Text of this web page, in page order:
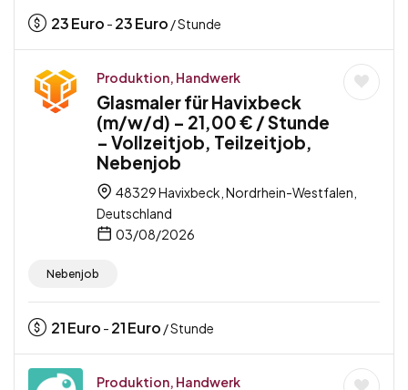
23Euro - 23Euro / Stunde
Produktion, Handwerk
Glasmaler für Havixbeck
(m/w/d) – 21,00 € / Stunde
– Vollzeitjob, Teilzeitjob,
Nebenjob
48329 Havixbeck, Nordrhein-Westfalen,
Deutschland
03/08/2026
Nebenjob
21Euro - 21Euro / Stunde
Produktion, Handwerk